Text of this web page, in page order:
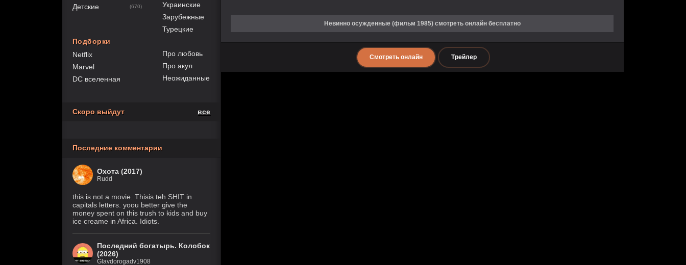
Невинно осужденные (фильм 1985) смотреть онлайн бесплатно
Смотреть онлайн Трейлер
Детские (670)
Подборки
Netflix
Marvel
DC вселенная
Украинские
Зарубежные
Турецкие
Про любовь
Про акул
Неожиданные
Скоро выйдут все
Последние комментарии
Охота (2017)
Rudd
this is not a movie. Thisis teh SHIT in
capitals letters. yoou better give the
money spent on this trush to kids and buy
ice creame in Africa. Idiots.
Последний богатырь. Колобок
(2026)
Glavdorogadv1908